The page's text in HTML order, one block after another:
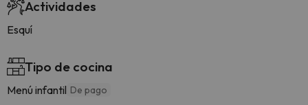
Actividades
Esquí
Tipo de cocina
Menú infantil De pago